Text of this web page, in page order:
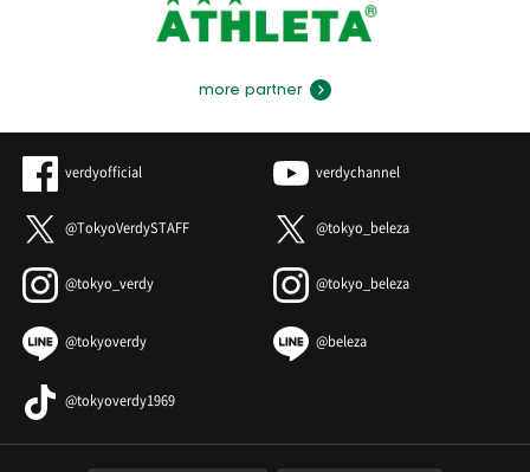
more partner
verdyofficial verdychannel
@TokyoVerdySTAFF @tokyo_beleza
@tokyo_verdy @tokyo_beleza
@tokyoverdy @beleza
@tokyoverdy1969